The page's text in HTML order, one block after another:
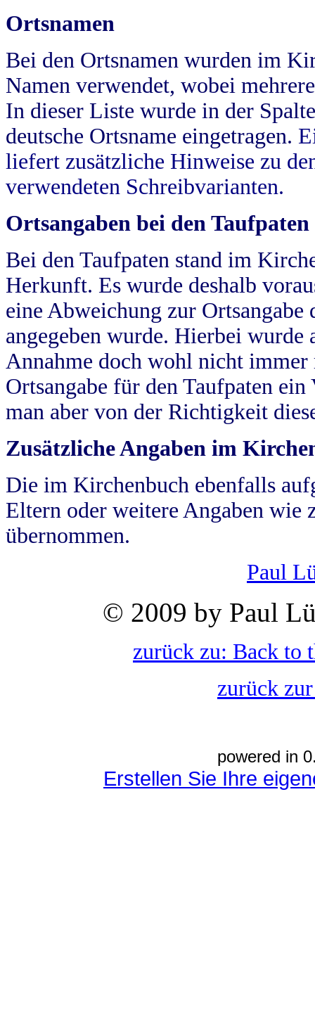
Ortsnamen
Bei den Ortsnamen wurden im
Namen verwendet, wobei
In dieser Liste wurde in der
deutsche Ortsname eingetragen.
liefert zusätzliche Hinweise zu
verwendeten Schreibvarianten.
Ortsangaben bei den Taufpaten
Bei den Taufpaten stand im
Herkunft. Es wurde deshalb
eine Abweichung zur
angegeben wurde. Hierbei wurde
Annahme doch wohl nicht
Ortsangabe für den Taufpaten
man aber von der Richtigkeit
Zusätzliche Angaben im
Die im Kirchenbuch ebenfalls
Eltern oder weitere Angaben wie
übernommen.
Paul
© 2009 by Paul
zurück zu: Back to
zurück
powered in
Erstellen Sie Ihre